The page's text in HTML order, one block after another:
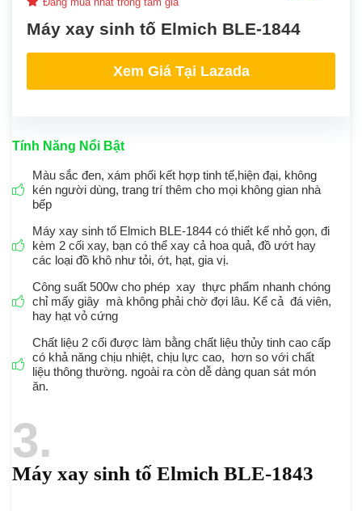
Máy xay sinh tố Elmich BLE-1844
Xem Giá Tại Lazada
Tính Năng Nổi Bật
Màu sắc đen, xám phối kết hợp tinh tế,hiện đại, không
kén người dùng, trang trí thêm cho mọi không gian nhà
bếp
Máy xay sinh tố Elmich BLE-1844 có thiết kế nhỏ gọn, đi
kèm 2 cối xay, bạn có thể xay cả hoa quả, đồ ướt hay
các loại đồ khô như tỏi, ớt, hạt, gia vị.
Công suất 500w cho phép xay thực phẩm nhanh chóng
chỉ mấy giây mà không phải chờ đợi lâu. Kể cả đá viên,
hay hạt vỏ cứng
Chất liệu 2 cối được làm bằng chất liệu thủy tinh cao cấp
có khả năng chịu nhiệt, chịu lực cao, hơn so với chất
liệu thông thường. ngoài ra còn dễ dàng quan sát món
ăn.
3
Máy xay sinh tố Elmich BLE-1843